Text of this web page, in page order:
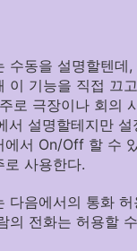
수동을 설명할텐데
이 기능을 직접 끄
로 극장이나 회의
서 설명할테지만
에서 On/Off 할 수
로 사용한다.
다음에서의 통화 허
의 전화는 허용할